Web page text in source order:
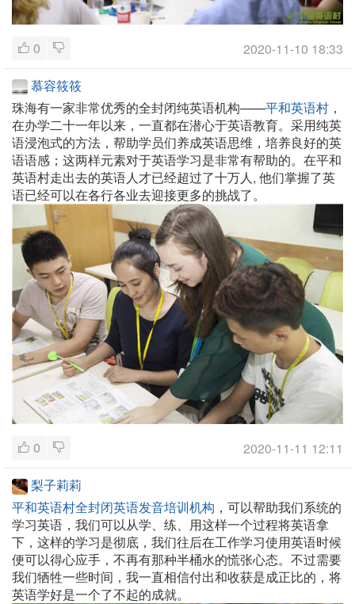
0
2020-11-10 18:33
慕容筱筱
珠海有一家非常优秀的全封闭纯英语机构——平和英语村 ，
在办学二十一年以来，一直都在潜心于英语教育。采用纯英
语浸泡式的方法，帮助学员们养成英语思维，培养良好的英
语语感；这两样元素对于英语学习是非常有帮助的。在平和
英语村走出去的英语人才已经超过了十万人, 他们掌握了英
语已经可以在各行各业去迎接更多的挑战了。
0
2020-11-11 12:11
梨子莉莉
平和英语村全封闭英语发音培训机构 ，可以帮助我们系统的
学习英语，我们可以从学、练、用这样一个过程将英语拿
下，这样的学习是彻底，我们往后在工作学习使用英语时候
便可以得心应手，不再有那种半桶水的慌张心态。不过需要
我们牺牲一些时间，我一直相信付出和收获是成正比的，将
英语学好是一个了不起的成就。